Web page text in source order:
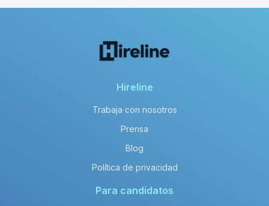
¿Cuánto gana un Desarrollador Java
El salario neto anual promedio de un
aproximadamente 180,000 MXN.
Hireline
Trabaja con nosotros
Prensa
Blog
Política de privacidad
Para candidatos